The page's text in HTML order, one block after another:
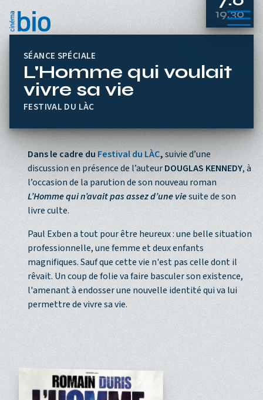
19:30
SÉANCE SPÉCIALE
L'Homme qui voulait
vivre sa vie
FESTIVAL DU LÀC
Dans le cadre du Festival du LÀC,suivie d’une
discussion en présence de l’auteurDOUGLAS KENNEDY, à
l’occasion de la parution de son nouveau roman
L’Homme qui n’avait pas assez d’une viesuite de son
livre culte.
Paul Exben a tout pour être heureux : une belle situation
professionnelle, une femme et deux enfants
magnifiques. Sauf que cette vie n'est pas celle dont il
rêvait. Un coup de folie va faire basculer son existence,
l'amenant à endosser une nouvelle identité qui va lui
permettre de vivre sa vie.